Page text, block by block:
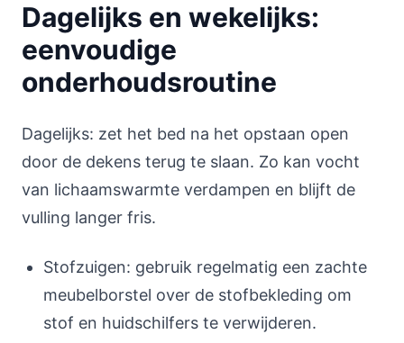
Dagelijks en wekelijks:
eenvoudige
onderhoudsroutine
Dagelijks: zet het bed na het opstaan open
door de dekens terug te slaan. Zo kan vocht
van lichaamswarmte verdampen en blijft de
vulling langer fris.
Stofzuigen: gebruik regelmatig een zachte
meubelborstel over de stofbekleding om
stof en huidschilfers te verwijderen.